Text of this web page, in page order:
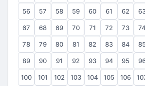
56 57 58 59 60 61 62
67 68 69 70 71 72 73 74
78 79 80 81 82 83 84
89 90 91 92 93 94 95
100 101 102 103 104 105 106